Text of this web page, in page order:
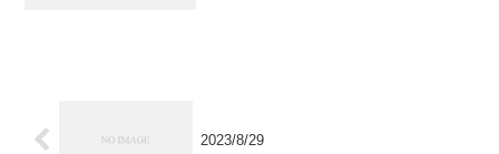
2023/8/29